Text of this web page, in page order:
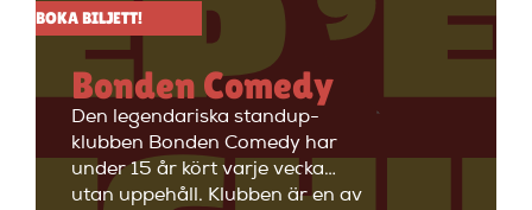
BOKA BILJETT!
Bonden Comedy
Den legendariska standup-
klubben Bonden Comedy har
under 15 år kört varje vecka
utan uppehåll. Klubben är en av